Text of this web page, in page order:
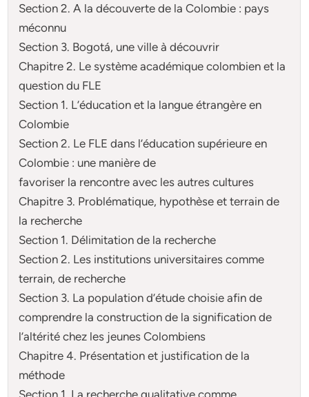
Section 2. A la découverte de la Colombie : pays
méconnu
Section 3. Bogotá, une ville à découvrir
Chapitre 2. Le système académique colombien et la
question du FLE
Section 1. L’éducation et la langue étrangère en
Colombie
Section 2. Le FLE dans l’éducation supérieure en
Colombie : une manière de
favoriser la rencontre avec les autres cultures
Chapitre 3. Problématique, hypothèse et terrain de
la recherche
Section 1. Délimitation de la recherche
Section 2. Les institutions universitaires comme
terrain, de recherche
Section 3. La population d’étude choisie afin de
comprendre la construction de la signification de
l’altérité chez les jeunes Colombiens
Chapitre 4. Présentation et justification de la
méthode
Section 1. La recherche qualitative comme